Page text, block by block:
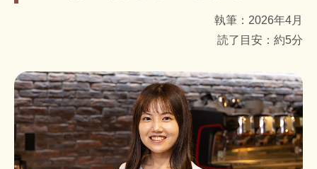
執筆：2026年4月
読了目安：約5分